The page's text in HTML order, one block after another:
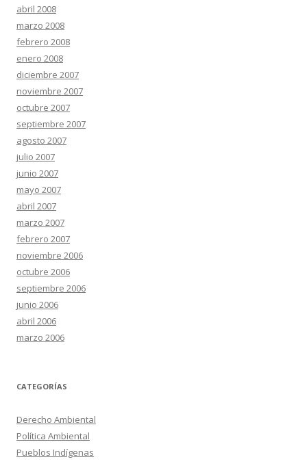
abril 2008
marzo 2008
febrero 2008
enero 2008
diciembre 2007
noviembre 2007
octubre 2007
septiembre 2007
agosto 2007
julio 2007
junio 2007
mayo 2007
abril 2007
marzo 2007
febrero 2007
noviembre 2006
octubre 2006
septiembre 2006
junio 2006
abril 2006
marzo 2006
CATEGORÍAS
Derecho Ambiental
Política Ambiental
Pueblos Indígenas